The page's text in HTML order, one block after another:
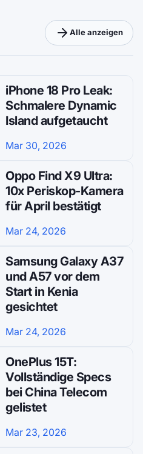
Alle anzeigen
iPhone 18 Pro Leak:
Schmalere Dynamic
Island aufgetaucht
Mar 30, 2026
Oppo Find X9 Ultra:
10x Periskop-Kamera
für April bestätigt
Mar 24, 2026
Samsung Galaxy A37
und A57 vor dem
Start in Kenia
gesichtet
Mar 24, 2026
OnePlus 15T:
Vollständige Specs
bei China Telecom
gelistet
Mar 23, 2026